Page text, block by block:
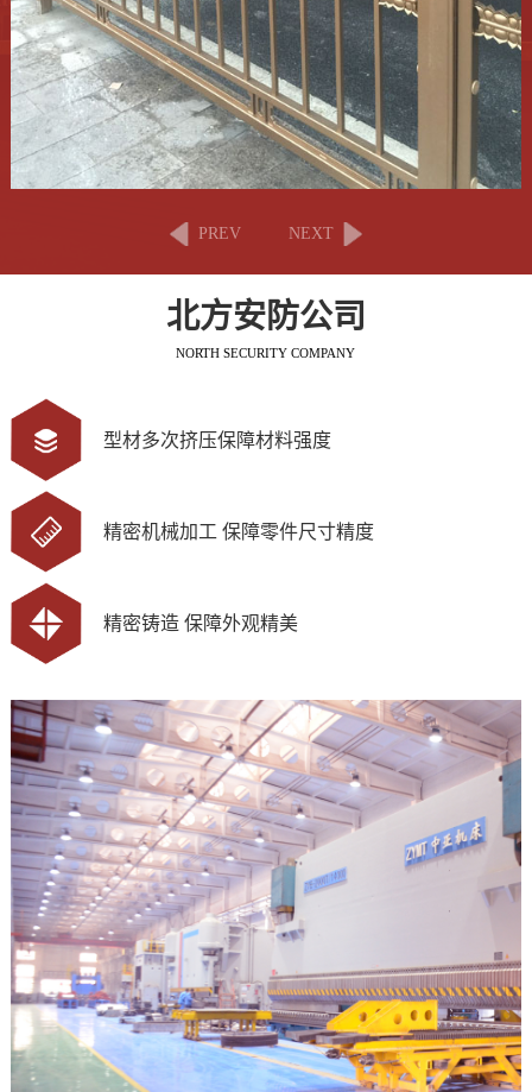
PREV NEXT
北方安防公司
NORTH SECURITY COMPANY
型材多次挤压保障材料强度
精密机械加工 保障零件尺寸精度
精密铸造 保障外观精美